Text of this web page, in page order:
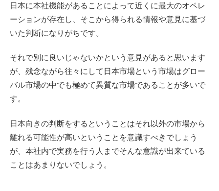
日本に本社機能があることによって近くに最大のオペレ
ーションが存在し、そこから得られる情報や意見に基づ
いた判断になりがちです。
それで別に良いじゃないかという意見があると思います
が、残念ながら往々にして日本市場という市場はグロー
バル市場の中でも極めて異質な市場であることが多いで
す。
日本向きの判断をするということはそれ以外の市場から
離れる可能性が高いということを意識すべきでしょう
が、本社内で実務を行う人までそんな意識が出来ている
ことはあまりないでしょう。